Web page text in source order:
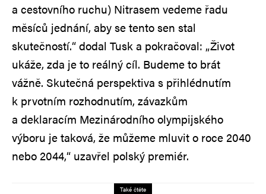
a cestovního ruchu) Nitrasem vedeme řadu
měsíců jednání, aby se tento sen stal
skutečností.“ dodal Tusk a pokračoval: „Život
ukáže, zda je to reálný cíl. Budeme to brát
vážně. Skutečná perspektiva s přihlédnutím
k prvotním rozhodnutím, závazkům
a deklaracím Mezinárodního olympijského
výboru je taková, že můžeme mluvit o roce 2040
nebo 2044,“ uzavřel polský premiér.
Také čtěte